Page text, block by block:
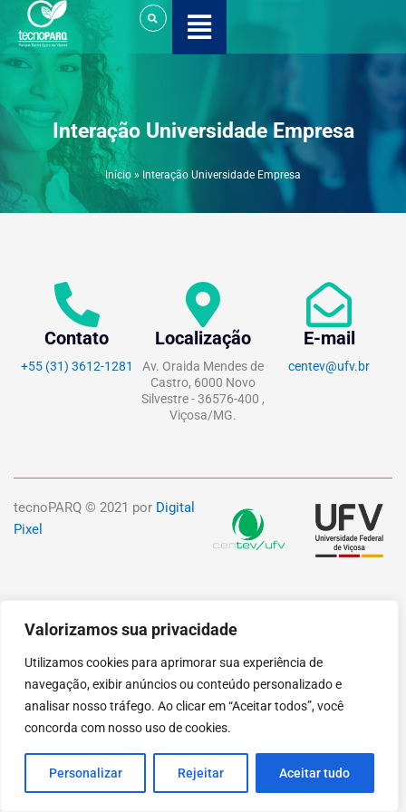
Valorizamos sua privacidade
Utilizamos cookies para aprimorar sua experiência de
navegação, exibir anúncios ou conteúdo personalizado e
analisar nosso tráfego. Ao clicar em “Aceitar todos”, você
concorda com nosso uso de cookies.
Personalizar Rejeitar Aceitar tudo
para
o
conteúdo
Interação Universidade Empresa
Início» Interação Universidade Empresa
Contato
+55 (31) 3612-1281
Localização
Av. Oraida Mendes de
Castro, 6000 Novo
Silvestre - 36576-400 ,
Viçosa/MG.
E-mail
centev@ufv.br
tecnoPARQ © 2021 por Digital
Pixel